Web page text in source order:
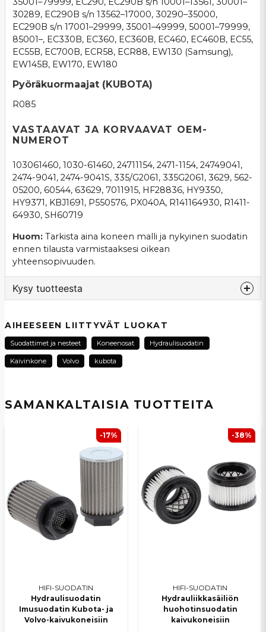
SAMANKALTAISIA ​​TUOTTEITA
HIFI-SUODATIN
Hydraulisuodatin
Imusuodatin Kubota- ja
Volvo-kaivukoneisiin
-17%
HIFI-SUODATIN
Hydrauliikkasäiliön
huohotinsuodatin
kaivukoneisiin
-38%
30289, EC290B s/n 13562–17000, 30290–35000,
EC290B s/n 17001–29999, 35001–49999, 50001–79999,
85001–, EC330B, EC360, EC360B, EC460, EC460B, EC55,
EC55B, EC700B, ECR58, ECR88, EW130 (Samsung),
EW145B, EW170, EW180
Pyöräkuormaajat (KUBOTA)
R085
VASTAAVAT JA KORVAAVAT OEM-
NUMEROT
103061460, 1030-61460, 24711154, 2471-1154, 24749041,
2474-9041, 2474-9041S, 335/G2061, 335G2061, 3629, 562-
05200, 60544, 63629, 7011915, HF28836, HY9350,
HY9371, KBJ1691, P550576, PX040A, R141164930, R1411-
64930, SH60719
Huom: Tarkista aina koneen malli ja nykyinen suodatin
ennen tilausta varmistaaksesi oikean
yhteensopivuuden.
Kysy tuotteesta
Kysy meiltä tästä tuotteesta...
Sähköpostiosoite
Kyllä, voit julkaista kysymykseni
Lähetä kysymys
AIHEESEEN LIITTYVÄT LUOKAT
Suodattimet ja nesteet Koneenosat Hydraulisuodatin
Kaivinkone Volvo kubota